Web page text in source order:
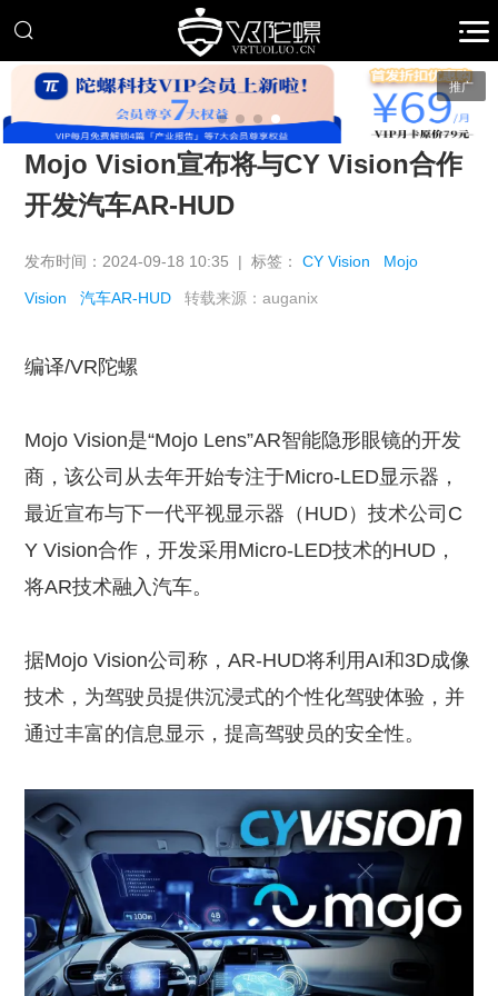
推广
Mojo Vision宣布将与CY Vision合作
开发汽车AR-HUD
发布时间：2024-09-18 10:35 | 标签：CY Vision Mojo
Vision 汽车AR-HUD 转载来源：auganix
编译/VR陀螺
Mojo Vision是“Mojo Lens”AR智能隐形眼镜的开发
商，该公司从去年开始专注于Micro-LED显示器，
最近宣布与下一代平视显示器（HUD）技术公司C
Y Vision合作，开发采用Micro-LED技术的HUD，
将AR技术融入汽车。
据Mojo Vision公司称，AR-HUD将利用AI和3D成像
技术，为驾驶员提供沉浸式的个性化驾驶体验，并
通过丰富的信息显示，提高驾驶员的安全性。